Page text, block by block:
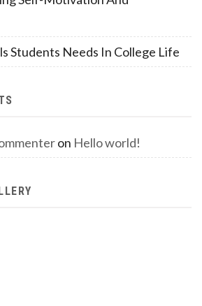
Students Needs In College Life
on Hello world!